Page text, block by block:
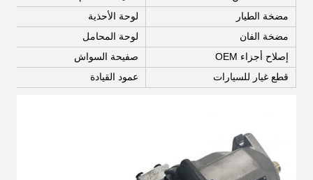
مضخة الطيار
لوحة الأحذية
مضخة الفان
لوحة المحامل
إصلاح أجزاء OEM
صفيحة السواش
قطع غيار للسيارات
عمود القيادة